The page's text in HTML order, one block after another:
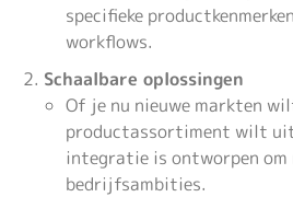
specifieke
workflows.
Schaalbare oplossingen
Of je nu nieuwe markten
productassortiment wilt
integratie is ontworpen om
bedrijfsambities.